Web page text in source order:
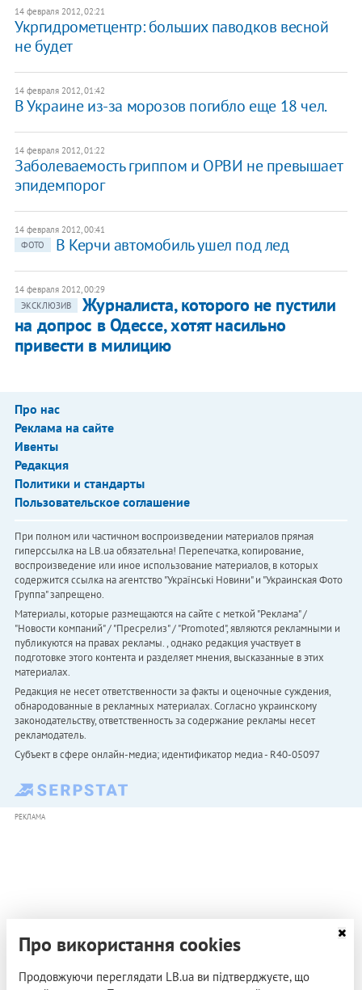
14 февраля 2012, 02:21
Укргидрометцентр: больших паводков весной
не будет
14 февраля 2012, 01:42
В Украине из-за морозов погибло еще 18 чел.
14 февраля 2012, 01:22
Заболеваемость гриппом и ОРВИ не превышает
эпидемпорог
14 февраля 2012, 00:41
ФОТО
В Керчи автомобиль ушел под лед
14 февраля 2012, 00:29
ЭКСКЛЮЗИВ
Журналиста, которого не пустили
на допрос в Одессе, хотят насильно
привести в милицию
Про нас
Реклама на сайте
Ивенты
Редакция
Политики и стандарты
Пользовательское соглашение
При полном или частичном воспроизведении материалов прямая
гиперссылка на LB.ua обязательна! Перепечатка, копирование,
воспроизведение или иное использование материалов, в которых
содержится ссылка на агентство "Українськi Новини" и "Украинская Фото
Группа" запрещено.
Материалы, которые размещаются на сайте с меткой "Реклама" /
"Новости компаний" / "Пресрелиз" / "Promoted", являются рекламными и
публикуются на правах рекламы. , однако редакция участвует в
подготовке этого контента и разделяет мнения, высказанные в этих
материалах.
Редакция не несет ответственности за факты и оценочные суждения,
обнародованные в рекламных материалах. Согласно украинскому
законодательству, ответственность за содержание рекламы несет
рекламодатель.
Субъект в сфере онлайн-медиа; идентификатор медиа - R40-05097
РЕКЛАМА
Про використання cookies
Продовжуючи переглядати LB.ua ви підтверджуєте, що